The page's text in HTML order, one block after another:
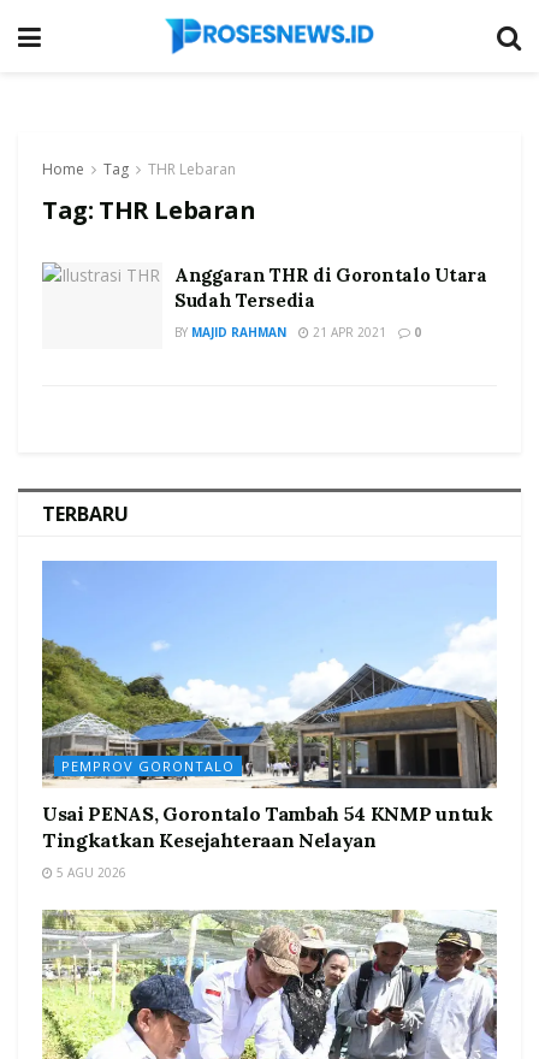
Home Tag THR Lebaran
Tag: THR Lebaran
Anggaran THR di Gorontalo Utara
Sudah Tersedia
BY MAJID RAHMAN 21 APR 2021 0
TERBARU
PEMPROV GORONTALO
Usai PENAS, Gorontalo Tambah 54 KNMP untuk
Tingkatkan Kesejahteraan Nelayan
5 AGU 2026